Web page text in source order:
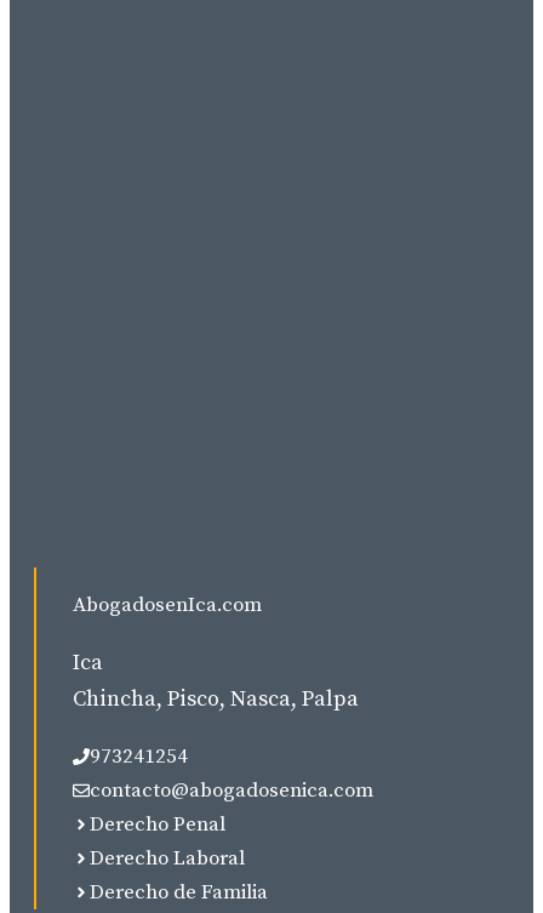
AbogadosenIca.com
Ica
Chincha, Pisco, Nasca, Palpa
973241254
contacto@abogadosenica.com
Derecho Penal
Derecho Laboral
Derecho de Familia